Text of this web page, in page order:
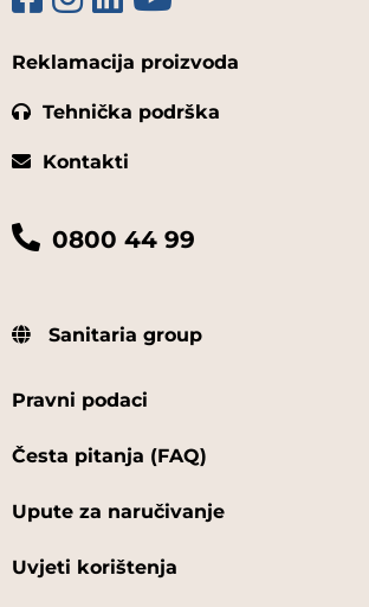
Reklamacija proizvoda
Tehnička podrška
Kontakti
0800 44 99
Sanitaria group
Pravni podaci
Česta pitanja (FAQ)
Upute za naručivanje
Uvjeti korištenja